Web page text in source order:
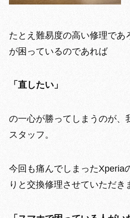
たとえ難易度の高い修理であ
が困っているのであれば
「直したい」
の一心が勝ってしまうのが、
スタッフ。
今回も痛んでしまったXperia
りと交換修理させていただき